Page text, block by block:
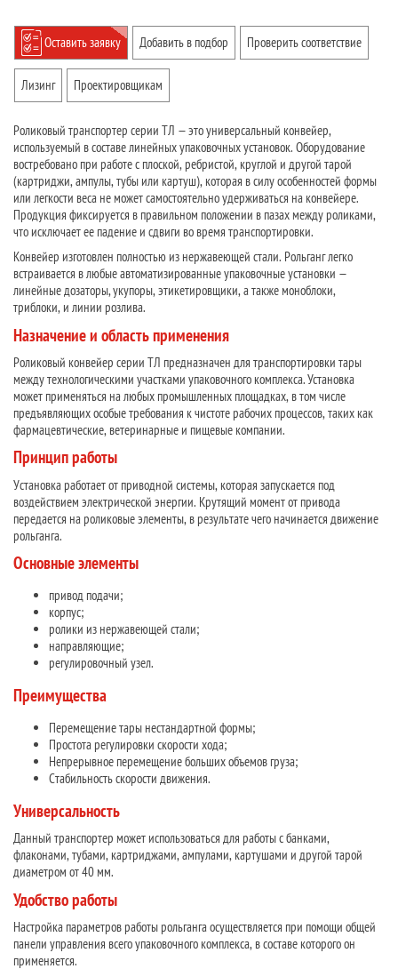
Оставить заявку Добавить в подбор Проверить соответствие
Лизинг Проектировщикам
Роликовый транспортер серии ТЛ — это универсальный конвейер,
используемый в составе линейных упаковочных установок. Оборудование
востребовано при работе с плоской, ребристой, круглой и другой тарой
(картриджи, ампулы, тубы или картуш), которая в силу особенностей формы
или легкости веса не может самостоятельно удерживаться на конвейере.
Продукция фиксируется в правильном положении в пазах между роликами,
что исключает ее падение и сдвиги во время транспортировки.
Конвейер изготовлен полностью из нержавеющей стали. Рольганг легко
встраивается в любые автоматизированные упаковочные установки —
линейные дозаторы, укупоры, этикетировщики, а также моноблоки,
триблоки, и линии розлива.
Назначение и область применения
Роликовый конвейер серии ТЛ предназначен для транспортировки тары
между технологическими участками упаковочного комплекса. Установка
может применяться на любых промышленных площадках, в том числе
предъявляющих особые требования к чистоте рабочих процессов, таких как
фармацевтические, ветеринарные и пищевые компании.
Принцип работы
Установка работает от приводной системы, которая запускается под
воздействием электрической энергии. Крутящий момент от привода
передается на роликовые элементы, в результате чего начинается движение
рольганга.
Основные элементы
привод подачи;
корпус;
ролики из нержавеющей стали;
направляющие;
регулировочный узел.
Преимущества
Перемещение тары нестандартной формы;
Простота регулировки скорости хода;
Непрерывное перемещение больших объемов груза;
Стабильность скорости движения.
Универсальность
Данный транспортер может использоваться для работы с банками,
флаконами, тубами, картриджами, ампулами, картушами и другой тарой
диаметром от 40 мм.
Удобство работы
Настройка параметров работы рольганга осуществляется при помощи общей
панели управления всего упаковочного комплекса, в составе которого он
применяется.